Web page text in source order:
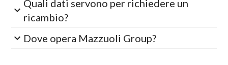
Quali dati servono per richiedere un
ricambio?
Dove opera Mazzuoli Group?